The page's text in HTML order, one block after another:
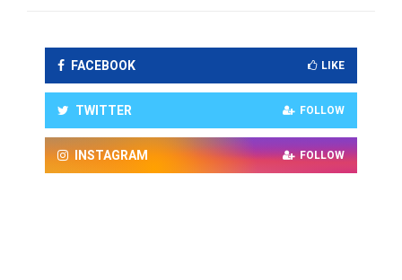
FACEBOOK LIKE
TWITTER FOLLOW
INSTAGRAM FOLLOW